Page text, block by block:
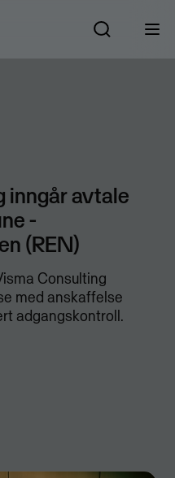
inngår avtale
-
(REN)
Consulting
med anskaffelse
adgangskontroll.